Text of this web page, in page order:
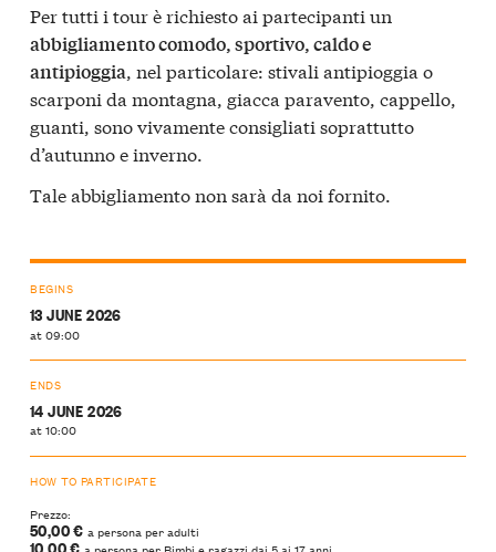
Per tutti i tour è richiesto ai partecipanti un
abbigliamento comodo, sportivo, caldo e
antipioggia, nel particolare: stivali antipioggia o
scarponi da montagna, giacca paravento, cappello,
guanti, sono vivamente consigliati soprattutto
d’autunno e inverno.
Tale abbigliamento non sarà da noi fornito.
BEGINS
13 JUNE 2026
at 09:00
ENDS
14 JUNE 2026
at 10:00
HOW TO PARTICIPATE
Prezzo:
50,00 € a persona per adulti
10,00 €